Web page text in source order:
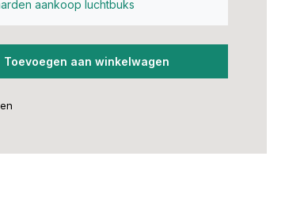
aankoop luchtbuks
Toevoegen aan winkelwagen